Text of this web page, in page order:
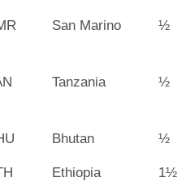
San Marino ½
Tanzania ½
Bhutan ½
Ethiopia 1½